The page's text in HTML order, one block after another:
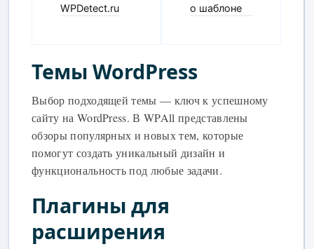
WPDetect.ru
о шаблоне
Темы WordPress
Выбор подходящей темы — ключ к успешному
сайту на WordPress. В WPAll представлены
обзоры популярных и новых тем, которые
помогут создать уникальный дизайн и
функциональность под любые задачи.
Плагины для
расширения